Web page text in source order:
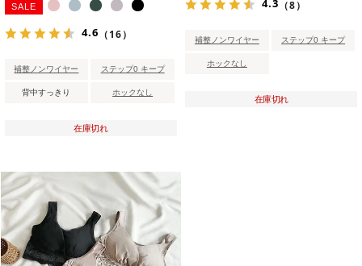
SALE
4.6 （16）
補整ノンワイヤー ステップ0 キープ
背中すっきり ホックなし
在庫切れ
4.3 （8）
補整ノンワイヤー ステップ0 キープ
ホックなし
在庫切れ